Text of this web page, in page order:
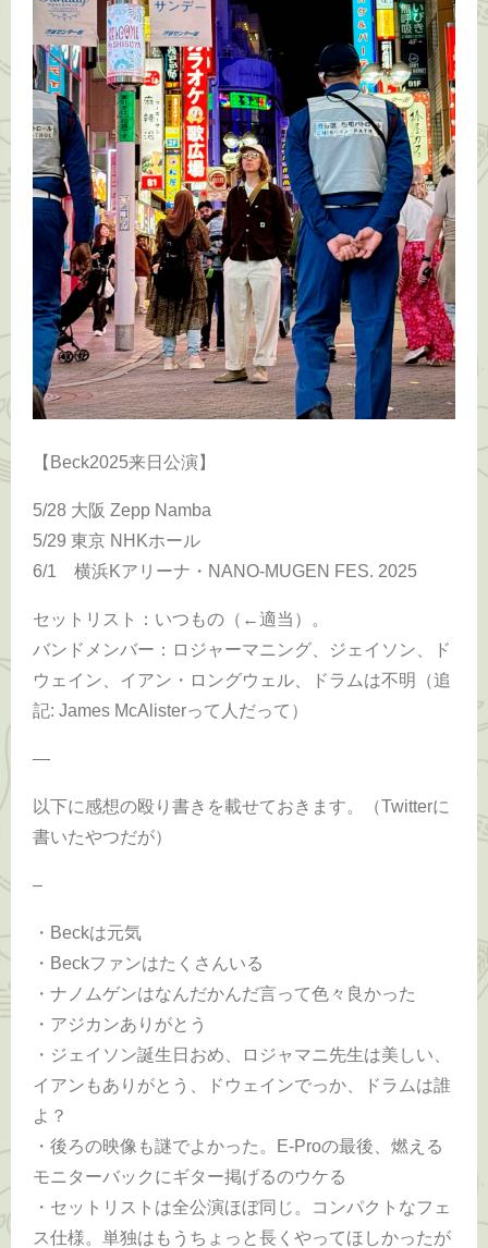
【Beck2025来日公演】
5/28 大阪 Zepp Namba
5/29 東京 NHKホール
6/1 横浜Kアリーナ・NANO-MUGEN FES. 2025
セットリスト：いつもの（←適当）。
バンドメンバー：ロジャーマニング、ジェイソン、ド
ウェイン、イアン・ロングウェル、ドラムは不明（追
記: James McAlisterって人だって）
—
以下に感想の殴り書きを載せておきます。（Twitterに
書いたやつだが）
–
・Beckは元気
・Beckファンはたくさんいる
・ナノムゲンはなんだかんだ言って色々良かった
・アジカンありがとう
・ジェイソン誕生日おめ、ロジャマニ先生は美しい、
イアンもありがとう、ドウェインでっか、ドラムは誰
よ？
・後ろの映像も謎でよかった。E-Proの最後、燃える
モニターバックにギター掲げるのウケる
・セットリストは全公演ほぼ同じ。コンパクトなフェ
ス仕様。単独はもうちょっと長くやってほしかったが